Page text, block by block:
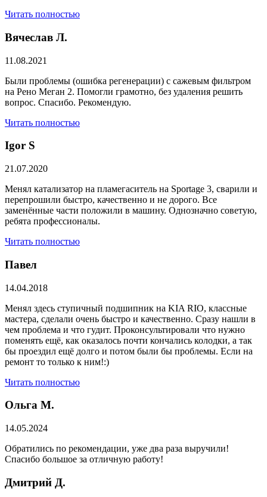
Читать полностью
Вячеслав Л.
11.08.2021
Были проблемы (ошибка регенерации) с сажевым фильтром
на Рено Меган 2. Помогли грамотно, без удаления решить
вопрос. Спасибо. Рекомендую.
Читать полностью
​Igor S
21.07.2020
Менял катализатор на пламегаситель на Sportage 3, сварили и
перепрошили быстро, качественно и не дорого. Все
заменённые части положили в машину. Однозначно советую,
ребята профессионалы.
Читать полностью
Павел
14.04.2018
Менял здесь ступичный подшипник на KIA RIO, классные
мастера, сделали очень быстро и качественно. Сразу нашли в
чем проблема и что гудит. Проконсультировали что нужно
поменять ещё, как оказалось почти кончались колодки, а так
бы проездил ещё долго и потом были бы проблемы. Если на
ремонт то только к ним!:)
Читать полностью
Ольга М.
14.05.2024
Обратились по рекомендации, уже два раза выручили!
Спасибо большое за отличную работу!
Дмитрий Д.